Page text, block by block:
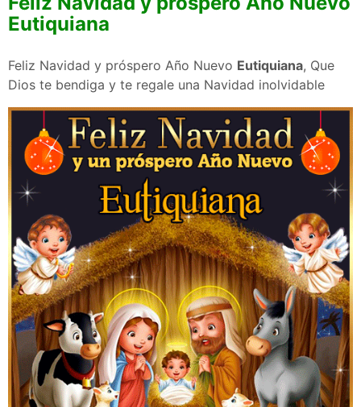
Eutiquiana
Feliz Navidad y próspero Año Nuevo Eutiquiana, Que
Dios te bendiga y te regale una Navidad inolvidable